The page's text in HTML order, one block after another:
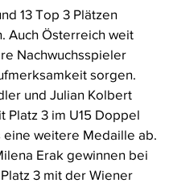
13 Top 3 Plätzen
Auch Österreich weit
Nachwuchsspieler
sorgen.
und Julian Kolbert
Platz 3 im U15 Doppel
eine weitere Medaille ab.
Erak gewinnen bei
3 mit der Wiener